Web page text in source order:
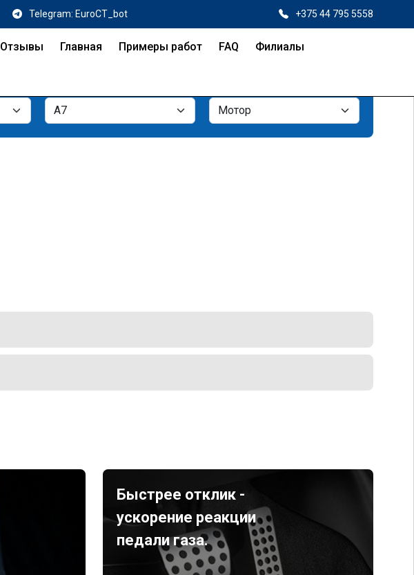
Telegram: EuroCT_bot +375 44 795 5558
Отзывы Главная Примеры работ FAQ Филиалы
Быстрее отклик -
ускорение реакции
педали газа.